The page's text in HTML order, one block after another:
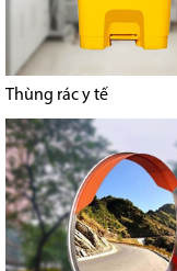
Thùng rác y tế